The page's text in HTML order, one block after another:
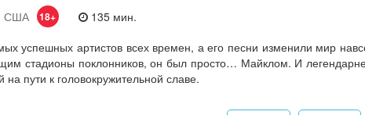
| США 18+
135 мин.
успешных артистов всех времен, а его песни изменили мир
стадионы поклонников, он был просто… Майклом. И
на пути к головокружительной славе.